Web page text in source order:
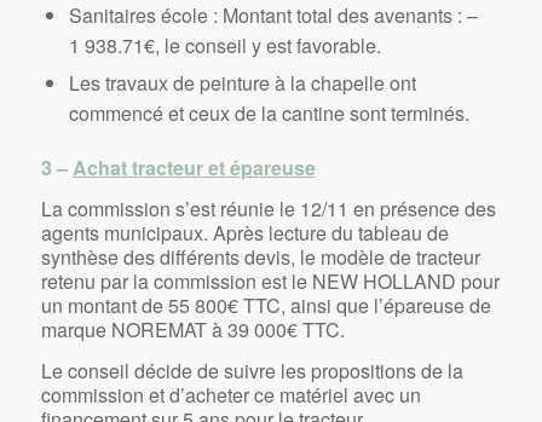
Sanitaires école : Montant total des avenants : –
1 938.71€, le conseil y est favorable.
Les travaux de peinture à la chapelle ont
commencé et ceux de la cantine sont terminés.
3 –Achat tracteur et épareuse
La commission s’est réunie le 12/11 en présence des
agents municipaux. Après lecture du tableau de
synthèse des différents devis, le modèle de tracteur
retenu par la commission est le NEW HOLLAND pour
un montant de 55 800€ TTC, ainsi que l’épareuse de
marque NOREMAT à 39 000€ TTC.
Le conseil décide de suivre les propositions de la
commission et d’acheter ce matériel avec un